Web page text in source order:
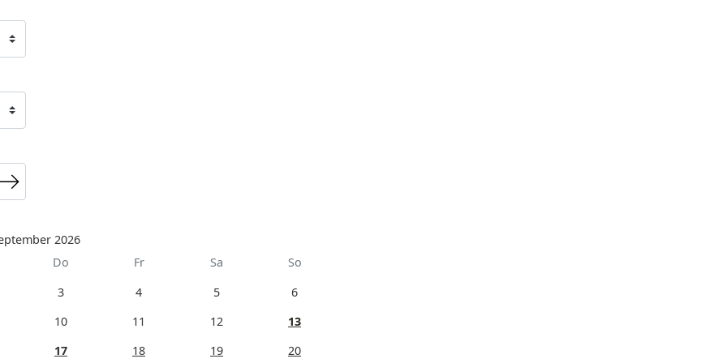
2026
Do
Fr Sa
So
3
4 5
6
10
11 12
13
17
18 19 20